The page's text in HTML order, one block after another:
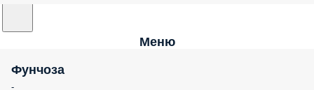
Меню
Фунчоза